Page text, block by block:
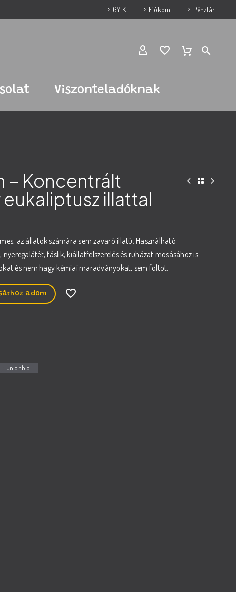
GYIK Fiókom Pénztár
Viszonteladóknak
– Koncentrált
illattal
az állatok számára sem zavaró illatú. Használható
fáslik, kiállatfelszerelés és ruházat mosásához is.
és nem hagy kémiai maradványokat, sem foltot.
adom
unionbio